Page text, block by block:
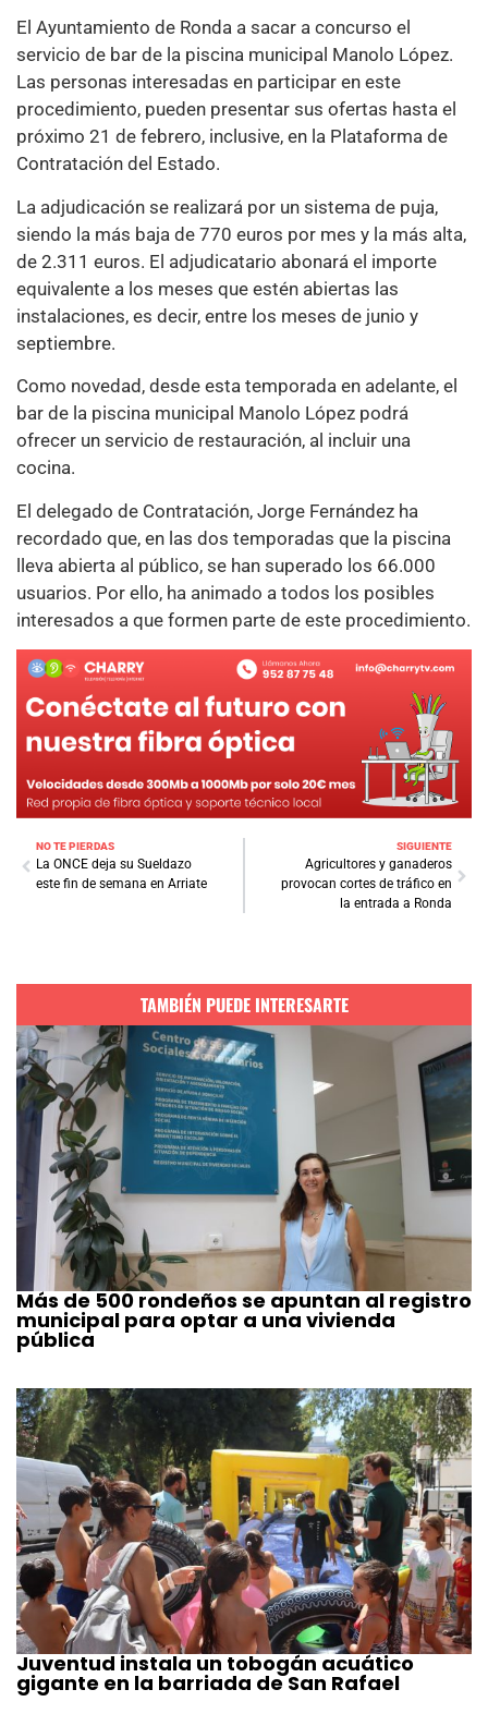
El Ayuntamiento de Ronda a sacar a concurso el
servicio de bar de la piscina municipal Manolo López.
Las personas interesadas en participar en este
procedimiento, pueden presentar sus ofertas hasta el
próximo 21 de febrero, inclusive, en la Plataforma de
Contratación del Estado.
La adjudicación se realizará por un sistema de puja,
siendo la más baja de 770 euros por mes y la más alta,
de 2.311 euros. El adjudicatario abonará el importe
equivalente a los meses que estén abiertas las
instalaciones, es decir, entre los meses de junio y
septiembre.
Como novedad, desde esta temporada en adelante, el
bar de la piscina municipal Manolo López podrá
ofrecer un servicio de restauración, al incluir una
cocina.
El delegado de Contratación, Jorge Fernández ha
recordado que, en las dos temporadas que la piscina
lleva abierta al público, se han superado los 66.000
usuarios. Por ello, ha animado a todos los posibles
interesados a que formen parte de este procedimiento.
NO TE PIERDAS
La ONCE deja su Sueldazo
este fin de semana en Arriate
SIGUIENTE
Agricultores y ganaderos
provocan cortes de tráfico en
la entrada a Ronda
TAMBIÉN PUEDE INTERESARTE
Más de 500 rondeños se apuntan al registro
municipal para optar a una vivienda
pública
Juventud instala un tobogán acuático
gigante en la barriada de San Rafael